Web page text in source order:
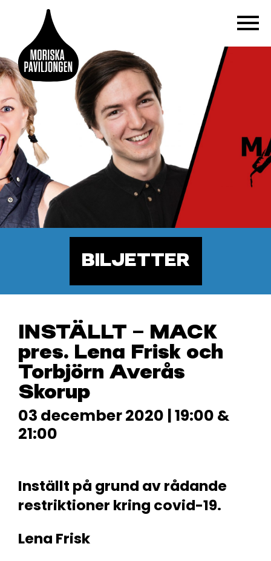
BILJETTER
INSTÄLLT – MACK
pres. Lena Frisk och
Torbjörn Averås
Skorup
03 december 2020 | 19:00 &
21:00
Inställt på grund av rådande
restriktioner kring covid-19.
Lena Frisk